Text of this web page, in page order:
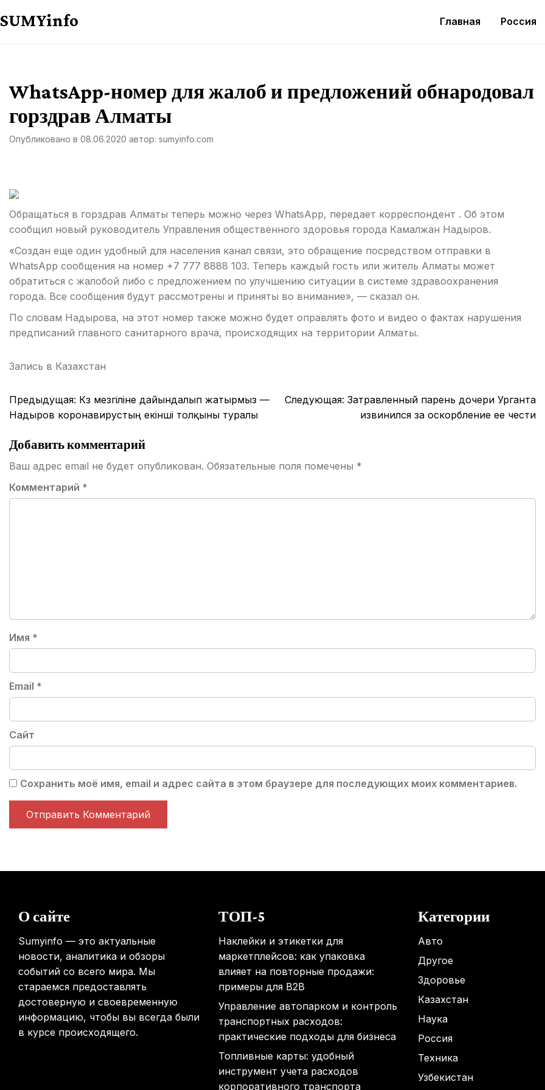
к
SUMYinfo Главная Россия
WhatsApp-номер для жалоб и предложений обнародовал
горздрав Алматы
Опубликовано в 08.06.2020 автор: sumyinfo.com
Обращаться в горздрав Алматы теперь можно через WhatsApp, передает корреспондент . Об этом
сообщил новый руководитель Управления общественного здоровья города Камалжан Надыров.
«Создан еще один удобный для населения канал связи, это обращение посредством отправки в
WhatsApp сообщения на номер +7 777 8888 103. Теперь каждый гость или житель Алматы может
обратиться с жалобой либо с предложением по улучшению ситуации в системе здравоохранения
города. Все сообщения будут рассмотрены и приняты во внимание», — сказал он.
По словам Надырова, на этот номер также можно будет оправлять фото и видео о фактах нарушения
предписаний главного санитарного врача, происходящих на территории Алматы.
Запись в Казахстан
Навигация
по
Предыдущая: Күз мезгіліне дайындалып жатырмыз —
Надыров коронавирустың екінші толқыны туралы
Следующая: Затравленный парень дочери Урганта
извинился за оскорбление ее чести
Добавить комментарий
Ваш адрес email не будет опубликован. Обязательные поля помечены *
Комментарий *
Имя *
Email *
Сайт
Сохранить моё имя, email и адрес сайта в этом браузере для последующих моих комментариев.
О сайте
Sumyinfo — это актуальные
новости, аналитика и обзоры
событий со всего мира. Мы
стараемся предоставлять
достоверную и своевременную
информацию, чтобы вы всегда были
в курсе происходящего.
ТОП-5
Наклейки и этикетки для
маркетплейсов: как упаковка
влияет на повторные продажи:
примеры для B2B
Управление автопарком и контроль
транспортных расходов:
практические подходы для бизнеса
Топливные карты: удобный
инструмент учета расходов
корпоративного транспорта
Категории
Авто
Другое
Здоровье
Казахстан
Наука
Россия
Техника
Узбекистан